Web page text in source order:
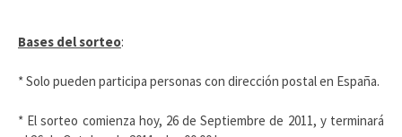
Bases del sorteo:
* Solo pueden participa personas con dirección postal en España.
* El sorteo comienza hoy, 26 de Septiembre de 2011, y terminará